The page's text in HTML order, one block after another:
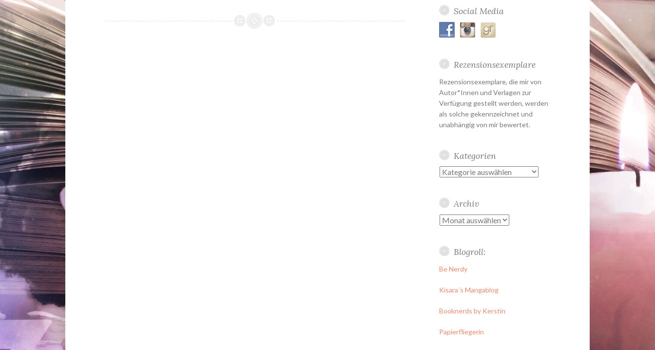
Social Media
Rezensionsexemplare
Rezensionsexemplare, die mir von
Autor*Innen und Verlagen zur
Verfügung gestellt werden, werden
als solche gekennzeichnet und
unabhängig von mir bewertet.
Kategorien
Kategorien
Archiv
Archiv
Blogroll:
Be Nerdy
Kisara´s Mangablog
Booknerds by Kerstin
Papierfliegerin